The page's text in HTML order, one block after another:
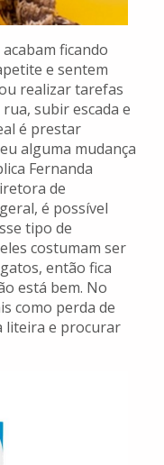
ficando
e sentem
realizar tarefas
subir escada e
é prestar
alguma mudança
Fernanda
de
é possível
tipo de
costumam ser
então fica
está bem. No
como perda de
liteira e procurar